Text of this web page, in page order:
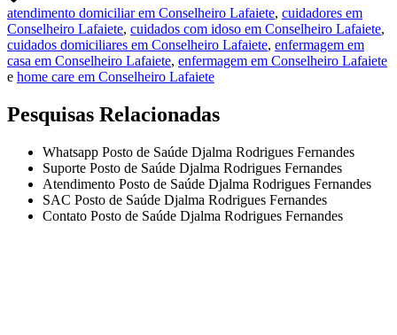
atendimento domiciliar em Conselheiro Lafaiete, cuidadores em
Conselheiro Lafaiete, cuidados com idoso em Conselheiro Lafaiete,
cuidados domiciliares em Conselheiro Lafaiete, enfermagem em
casa em Conselheiro Lafaiete, enfermagem em Conselheiro Lafaiete
e home care em Conselheiro Lafaiete
Pesquisas Relacionadas
Whatsapp Posto de Saúde Djalma Rodrigues Fernandes
Suporte Posto de Saúde Djalma Rodrigues Fernandes
Atendimento Posto de Saúde Djalma Rodrigues Fernandes
SAC Posto de Saúde Djalma Rodrigues Fernandes
Contato Posto de Saúde Djalma Rodrigues Fernandes